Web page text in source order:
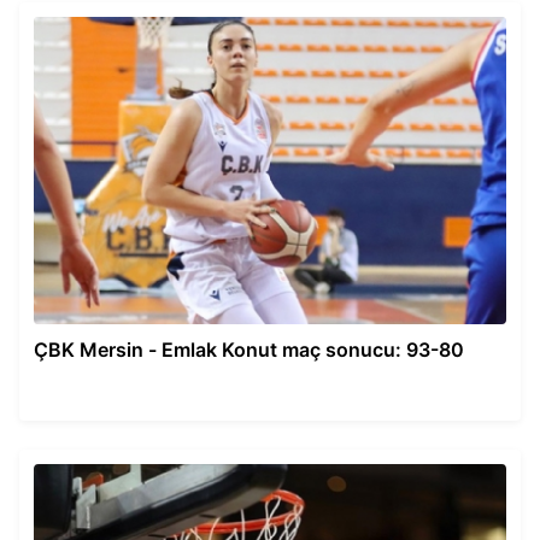
ÇBK Mersin - Emlak Konut maç sonucu: 93-80